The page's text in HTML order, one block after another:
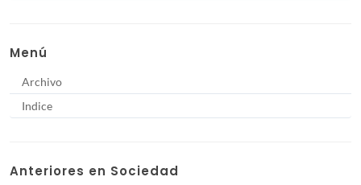
Menú
Archivo
Indice
Anteriores en Sociedad